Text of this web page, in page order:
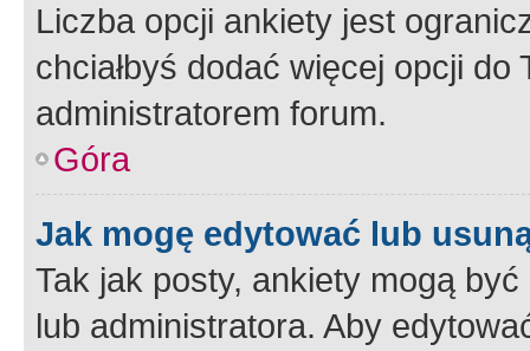
Liczba opcji ankiety jest
chciałbyś dodać więcej opcji
administratorem forum.
Góra
Jak mogę edytować lub
Tak jak posty, ankiety mogą
lub administratora. Aby